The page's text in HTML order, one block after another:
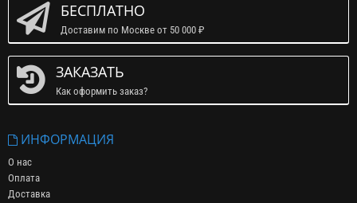
БЕСПЛАТНО
Доставим по Москве от 50 000 ₽
ЗАКАЗАТЬ
Как оформить заказ?
ИНФОРМАЦИЯ
О нас
Оплата
Доставка